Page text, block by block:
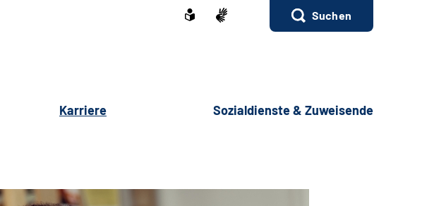
Suchen
Karriere Sozialdienste & Zuweisende